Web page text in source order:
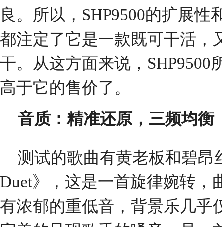
良。所以，SHP9500的扩展
都注定了它是一款既可干活，
干。从这方面来说，SHP9500
高于它的售价了。
音质：精准还原 ， 三频均衡
测试的歌曲有黄老板和碧昂
Duet》，这是一首旋律婉转，
有浓郁的重低音，背景乐几乎